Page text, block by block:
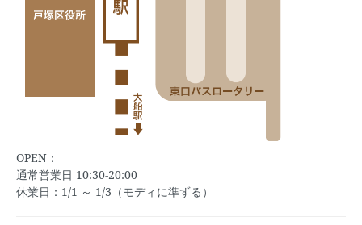
OPEN：
通常営業日 10:30-20:00
休業日：1/1 ～ 1/3（モディに準ずる）